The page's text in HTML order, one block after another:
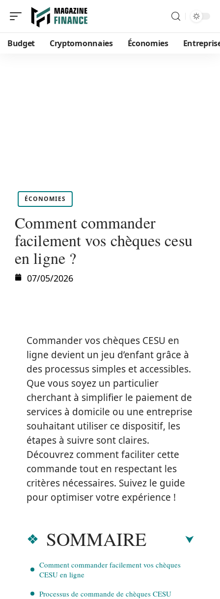
Budget Cryptomonnaies Économies
ÉCONOMIES
Comment commander
facilement vos chèques cesu
en ligne ?
07/05/2026
Commander vos chèques CESU en
ligne devient un jeu d’enfant grâce à
des processus simples et accessibles.
Que vous soyez un particulier
cherchant à simplifier le paiement de
services à domicile ou une entreprise
souhaitant utiliser ce dispositif, les
étapes à suivre sont claires.
Découvrez comment faciliter cette
commande tout en respectant les
critères nécessaires. Suivez le guide
pour optimiser votre expérience !
SOMMAIRE
Comment commander facilement vos chèques
CESU en ligne
Processus de commande de chèques CESU